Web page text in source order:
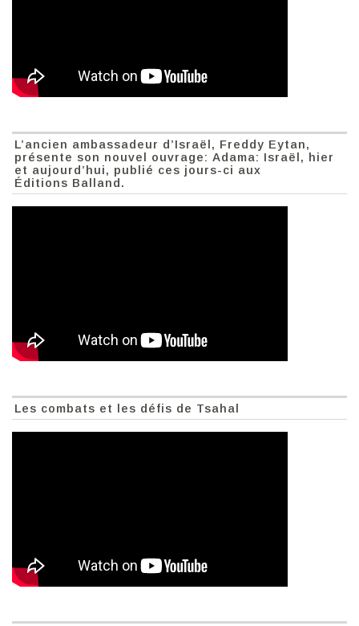
L’ancien ambassadeur d’Israël, Freddy Eytan,
présente son nouvel ouvrage: Adama: Israël, hier
et aujourd’hui, publié ces jours-ci aux
Éditions Balland.
Les combats et les défis de Tsahal